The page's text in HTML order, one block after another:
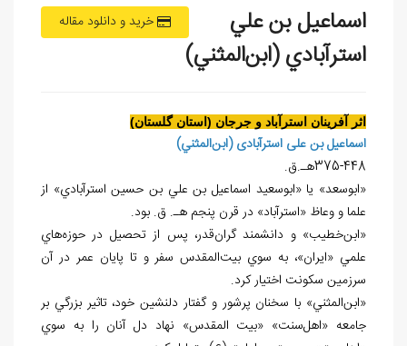
خرید و دانلود مقاله
اسماعيل بن علي
استرآبادي (ابن‌المثني)
اثر آفرينان استرآباد و جرجان (استان گلستان)
اسماعيل بن علی استرآبادی (ابن‌المثني)
375-448هـ.ق.
«ابوسعد» يا «ابوسعيد اسماعيل بن علي بن حسين استرآبادي» از
علما و وعاظ «استرآباد» در قرن پنجم هـ. ق. بود.
«ابن‌خطيب» و دانشمند گران‌قدر، پس از تحصيل در حوزه‌هاي
علمي «ايران»، به سوي بيت‌المقدس سفر و تا پايان عمر در آن
سرزمين سکونت اختيار کرد.
«ابن‌المثني» با سخنان پرشور و گفتار دلنشين خود، تاثير بزرگي بر
جامعه «اهل‌سنت» «بيت المقدس» نهاد دل آنان را به سوي